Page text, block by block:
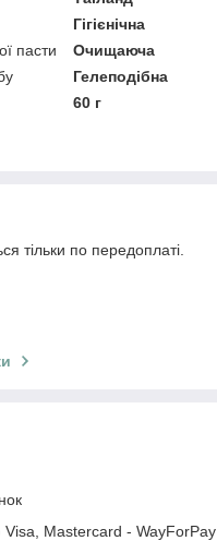
Гігієнічна
пасти
Очищаюча
Гелеподібна
60 г
тільки по передоплаті.
Visa, Mastercard - WayForPay